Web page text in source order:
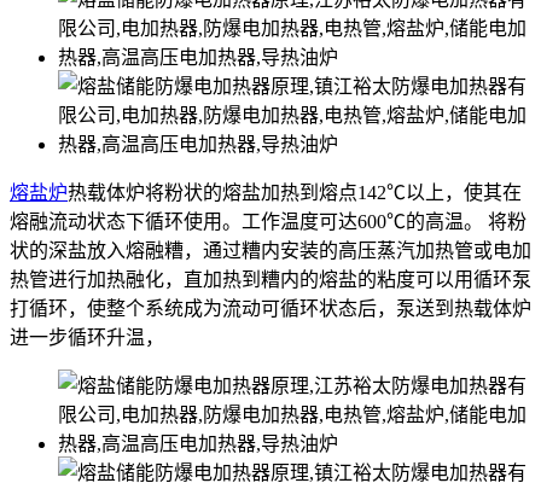
熔盐炉热载体炉将粉状的熔盐加热到熔点142℃以上，使其在
熔融流动状态下循环使用。工作温度可达600℃的高温。 将粉
状的深盐放入熔融糟，通过糟内安装的高压蒸汽加热管或电加
热管进行加热融化，直加热到糟内的熔盐的粘度可以用循环泵
打循环，使整个系统成为流动可循环状态后，泵送到热载体炉
进一步循环升温，